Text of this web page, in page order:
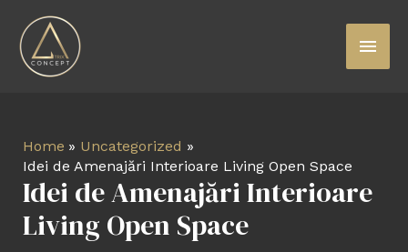
content
Menu
Home
Uncategorized
Idei de Amenajări Interioare Living Open Space
Idei de Amenajări Interioare
Living Open Space
navigation